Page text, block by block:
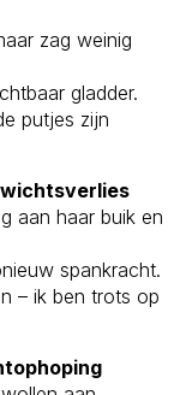
zag weinig
gladder.
putjes zijn
aan haar buik en
spankracht.
– ik ben trots op